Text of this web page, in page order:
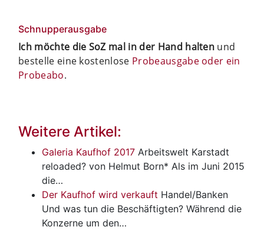
Schnupperausgabe
Ich möchte die SoZ mal in der Hand halten und
bestelle eine kostenlose Probeausgabe oder ein
Probeabo.
Weitere Artikel:
Galeria Kaufhof 2017 Arbeitswelt Karstadt
reloaded? von Helmut Born* Als im Juni 2015
die…
Der Kaufhof wird verkauft Handel/Banken
Und was tun die Beschäftigten? Während die
Konzerne um den…